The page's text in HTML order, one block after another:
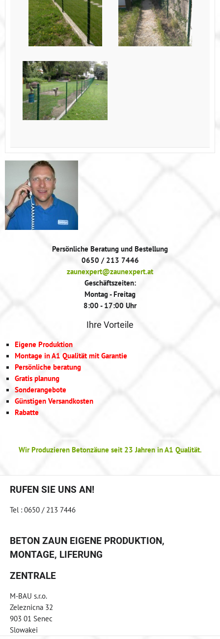
Persönliche Beratung und Bestellung
0650 / 213 7446
zaunexpert@zaunexpert.at
Geschäftszeiten:
Montag - Freitag
8:00 - 17:00 Uhr
Ihre Vorteile
Eigene Produktion
Montage in A1 Qualität mit Garantie
Persönliche beratung
Gratis planung
Sonderangebote
Günstigen Versandkosten
Rabatte
Wir Produzieren Betonzäune seit 23 Jahren in A1 Qualität.
RUFEN SIE UNS AN!
Tel : 0650 / 213 7446
BETON ZAUN EIGENE PRODUKTION,
MONTAGE, LIFERUNG
ZENTRALE
M-BAU s.r.o.
Zeleznicna 32
903 01 Senec
Slowakei